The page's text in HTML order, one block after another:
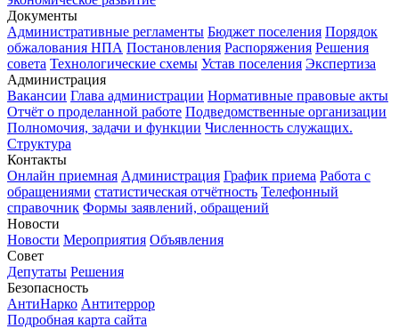
Документы
Административные регламенты Бюджет поселения Порядок
обжалования НПА Постановления Распоряжения Решения
совета Технологические схемы Устав поселения Экспертиза
Администрация
Вакансии Глава администрации Нормативные правовые акты
Отчёт о проделанной работе Подведомственные организации
Полномочия, задачи и функции Численность служащих.
Структура
Контакты
Онлайн приемная Администрация График приема Работа с
обращениями статистическая отчётность Телефонный
справочник Формы заявлений, обращений
Новости
Новости Мероприятия Объявления
Совет
Депутаты Решения
Безопасность
АнтиНарко Антитеррор
Подробная карта сайта